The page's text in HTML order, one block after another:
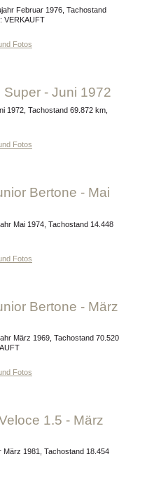
VERKAUFT
Fotos
Super - Juni 1972
Fotos
Fotos
Fotos